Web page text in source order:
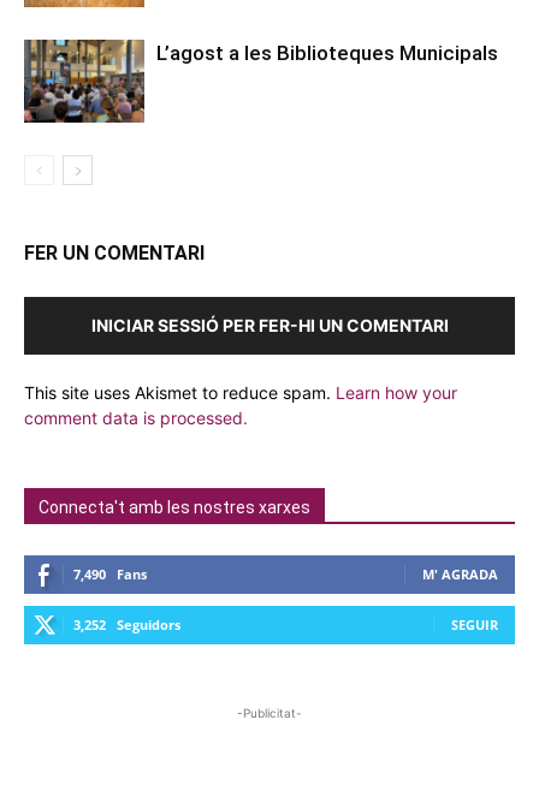
L’agost a les Biblioteques Municipals
FER UN COMENTARI
INICIAR SESSIÓ PER FER-HI UN COMENTARI
This site uses Akismet to reduce spam. Learn how your
comment data is processed.
Connecta't amb les nostres xarxes
7,490 Fans M' AGRADA
3,252 Seguidors SEGUIR
-Publicitat-